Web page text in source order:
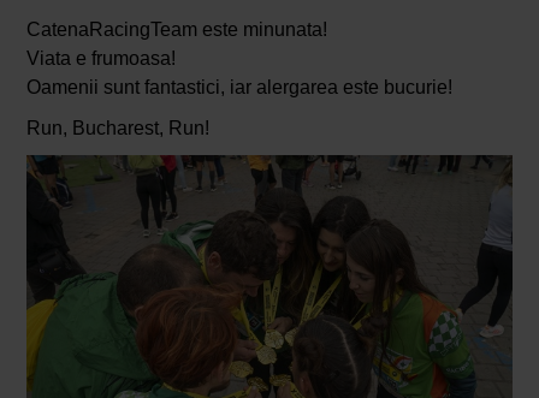
CatenaRacingTeam este minunata!
Viata e frumoasa!
Oamenii sunt fantastici, iar alergarea este bucurie!
Run, Bucharest, Run!